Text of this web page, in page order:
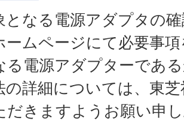
となる電源アダプタの
ームページにて必要事
る電源アダプターであ
の詳細については、東
だきますようお願い申